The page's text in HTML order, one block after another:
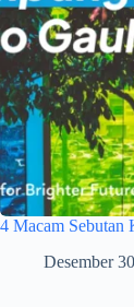
4 Macam
Desember